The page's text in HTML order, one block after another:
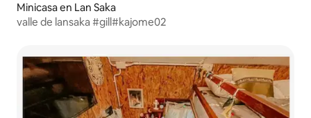
Minicasa en Lan Saka
valle de lansaka #gill#kajome02